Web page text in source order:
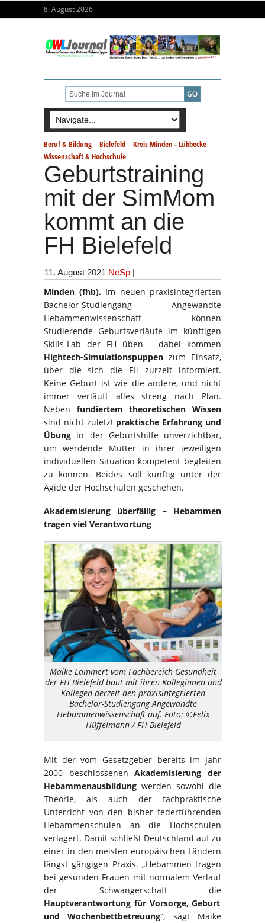
8. August 2026
Beruf & Bildung - Bielefeld - Kreis Minden - Lübbecke -
Wissenschaft & Hochschule
Geburtstraining
mit der SimMom
kommt an die
FH Bielefeld
11. August 2021 NeSp |
Minden (fhb).Im neuen praxisintegrierten
Bachelor-Studiengang Angewandte
Hebammenwissenschaft können
Studierende Geburtsverläufe im künftigen
Skills-Lab der FH üben – dabei kommen
Hightech-Simulationspuppen zum Einsatz,
über die sich die FH zurzeit informiert.
Keine Geburt ist wie die andere, und nicht
immer verläuft alles streng nach Plan.
Neben fundiertem theoretischen Wissen
sind nicht zuletzt praktische Erfahrung und
Übung in der Geburtshilfe unverzichtbar,
um werdende Mütter in ihrer jeweiligen
individuellen Situation kompetent begleiten
zu können. Beides soll künftig unter der
Ägide der Hochschulen geschehen.
Akademisierung überfällig – Hebammen
tragen viel Verantwortung
Maike Lammert vom Fachbereich Gesundheit
der FH Bielefeld baut mit ihren Kolleginnen und
Kollegen derzeit den praxisintegrierten
Bachelor-Studiengang Angewandte
Hebammenwissenschaft auf. Foto: ©Felix
Hüffelmann / FH Bielefeld
Mit der vom Gesetzgeber bereits im Jahr
2000 beschlossenenAkademisierung der
Hebammenausbildung werden sowohl die
Theorie, als auch der fachpraktische
Unterricht von den bisher federführenden
Hebammenschulen an die Hochschulen
verlagert. Damit schließt Deutschland auf zu
einer in den meisten europäischen Ländern
längst gängigen Praxis. „Hebammen tragen
bei gesunden Frauen mit normalem Verlauf
der Schwangerschaft die
Hauptverantwortung für Vorsorge, Geburt
und Wochenbettbetreuung“, sagt Maike